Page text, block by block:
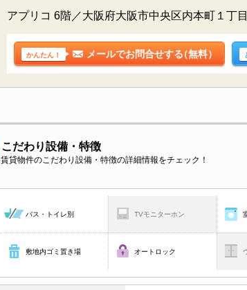
アプリコ 6階／大阪府大阪市中央区内本町１丁
かんたん！ メールでお問合せする（無料）
こだわり設備・特徴
賃貸物件のこだわり設備・特徴の詳細情報をチェック！
バス・トイレ別 TVモニターホン
敷地内ゴミ置き場 オートロック